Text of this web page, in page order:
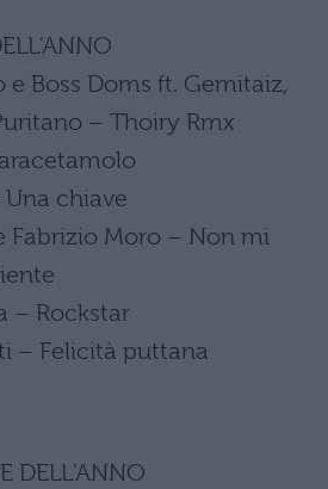
e Boss Doms ft. Gemitaiz,
– Thoiry Rmx
chiave
Fabrizio Moro – Non mi
– Rockstar
– Felicità puttana
DELL’ANNO